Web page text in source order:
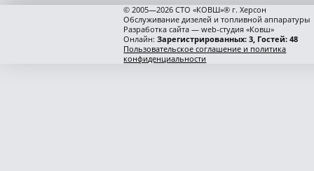
© 2005—2026 СТО «КОВШ»® г. Херсон
Обслуживание дизелей и топливной аппаратуры
Разработка сайта — web-студия «Ковш»
Онлайн:Зарегистрированных: 3, Гостей: 48
Пользовательское соглашение и политика
конфиденциальности